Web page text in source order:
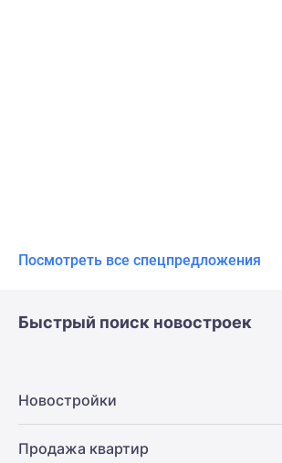
Посмотреть все спецпредложения
Быстрый поиск новостроек
Новостройки
Продажа квартир